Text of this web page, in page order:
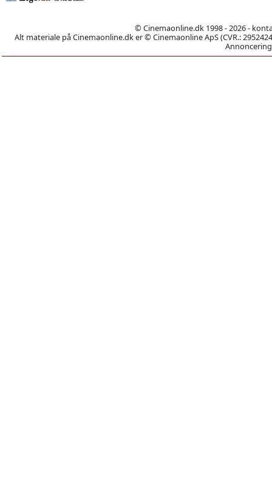
© Cinemaonline.dk 1998 - 2026 -
Alt materiale på Cinemaonline.dk er © Cinemaonline ApS (CVR.: